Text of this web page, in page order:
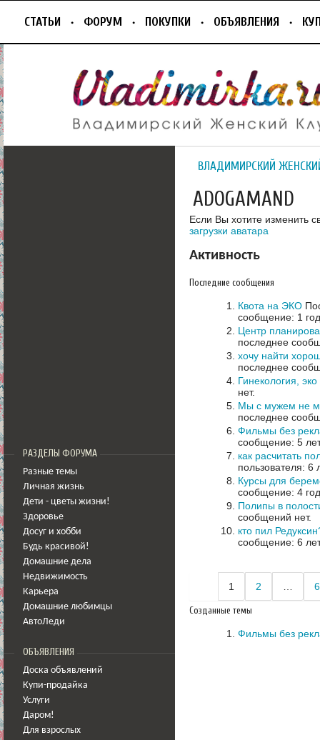
СТАТЬИ ФОРУМ ПОКУПКИ ОБЪЯВЛЕНИЯ
РАЗДЕЛЫ ФОРУМА
Разные темы
Личная жизнь
Дети - цветы жизни!
Здоровье
Досуг и хобби
Будь красивой!
Домашние дела
Недвижимость
Карьера
Домашние любимцы
АвтоЛеди
ОБЪЯВЛЕНИЯ
Доска объявлений
Купи-продайка
Услуги
Даром!
Для взрослых
ВЛАДИМИРСКИЙ
ADOGAMAND
Если Вы хотите изменить
загрузки аватара
Активность
Последние сообщения
Квота на ЭКО
сообщение: 1
Центр
последнее
хочу найти
последнее
Гинекология, эко
нет.
Мы с мужем не
последнее
Фильмы без
сообщение: 5
как расчитать
пользователя: 6
Курсы для
сообщение: 4
Полипы в
сообщений нет.
кто пил
сообщение: 6
1 2 6
Созданные темы
Фильмы без